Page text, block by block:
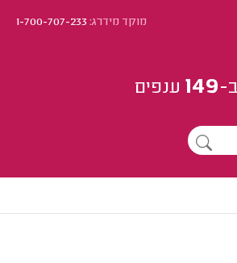
מוקד מידרג:1-700-707-233
ב-149 ענפים